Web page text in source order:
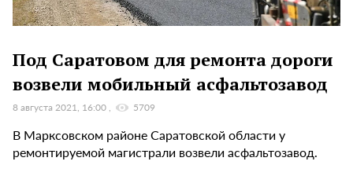
Под Саратовом для ремонта дороги
возвели мобильный асфальтозавод
8 августа 2021, 16:00 5709
В Марксовском районе Саратовской области у
ремонтируемой магистрали возвели асфальтозавод.